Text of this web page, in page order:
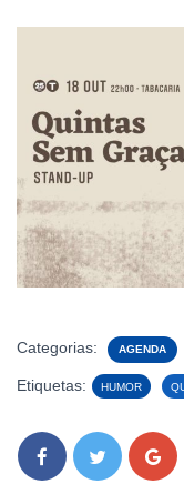
Categorias: AGENDA
Etiquetas: HUMOR